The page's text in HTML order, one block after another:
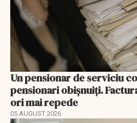
Un pensionar de serviciu
pensionari obișnuiți.
ori mai repede
05 AUGUST 2026